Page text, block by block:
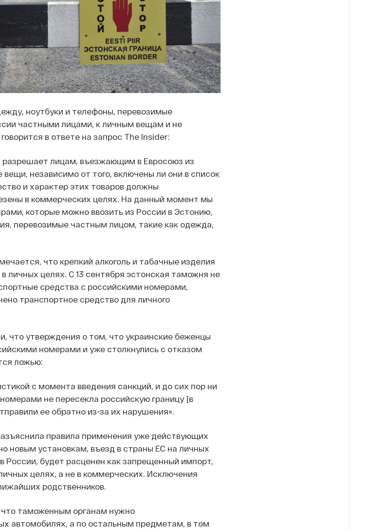
ноутбуки и телефоны, перевозимые
частными лицами, к личным вещам и не
в ответе на запрос The Insider:
разрешает лицам, въезжающим в Евросоюз из
независимо от того, включены ли они в список
и характер этих товаров должны
в коммерческих целях. На данный момент мы
которые можно ввозить из России в Эстонию,
перевозимые частным лицом, такие как одежда,
что крепкий алкоголь и табачные изделия
личных целях. С 13 сентября эстонская таможня не
средства с российскими номерами,
транспортное средство для личного
что утверждения о том, что украинские беженцы
номерами и уже столкнулись с отказом
ложью:
с момента введения санкций, и до сих пор ни
не пересекла российскую границу [в
ее обратно из-за их нарушения».
правила применения уже действующих
новым установкам, въезд в страны ЕС на личных
России, будет расценен как запрещенный импорт,
целях, а не в коммерческих. Исключения
родственников.
таможенным органам нужно
автомобилях, а по остальным предметам, в том